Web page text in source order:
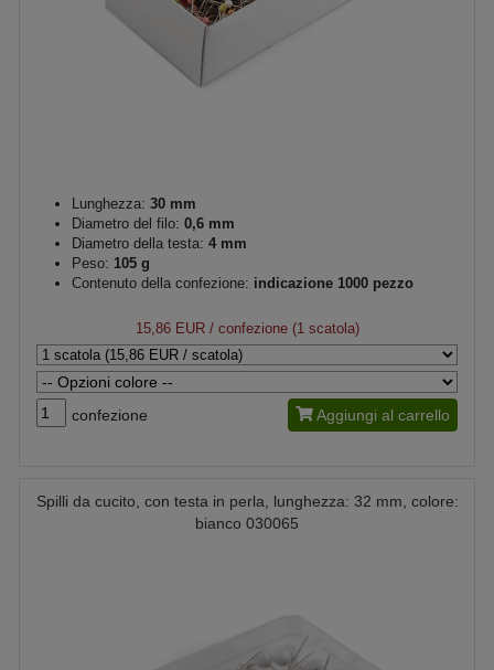
Lunghezza: 30 mm
Diametro del filo: 0,6 mm
Diametro della testa: 4 mm
Peso: 105 g
Contenuto della confezione: indicazione 1000 pezzo
15,86 EUR/ confezione (1 scatola)
confezione Aggiungi al carrello
Spilli da cucito, con testa in perla, lunghezza: 32 mm, colore:
bianco 030065